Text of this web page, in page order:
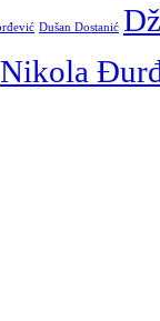
Dušan Dostanić
Nikola